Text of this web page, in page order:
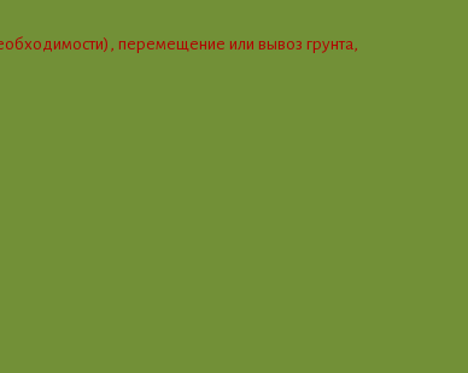
перемещение или вывоз грунта,